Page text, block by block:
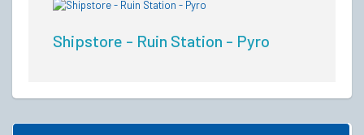
Shipstore - Ruin Station - Pyro